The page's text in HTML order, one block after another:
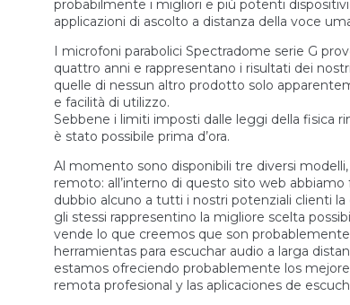
probabilmente i migliori e più potenti
applicazioni di ascolto a distanza della voce
I microfoni parabolici Spectradome serie G
quattro anni e rappresentano i risultati dei
quelle di nessun altro prodotto solo
e facilità di utilizzo.
Sebbene i limiti imposti dalle leggi della fisica
è stato possibile prima d’ora.
Al momento sono disponibili tre diversi
remoto: all’interno di questo sito web
dubbio alcuno a tutti i nostri potenziali clienti
gli stessi rappresentino la migliore scelta
vende lo que creemos que son
herramientas para escuchar audio a larga
estamos ofreciendo probablemente los
remota profesional y las aplicaciones de